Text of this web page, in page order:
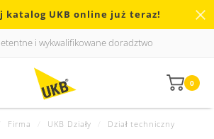
katalog UKB online już teraz!
i wykwalifikowane doradztwo
0
Firma UKB Działy Dział techniczny